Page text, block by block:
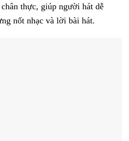
thực, giúp người hát dễ
nốt nhạc và lời bài hát.